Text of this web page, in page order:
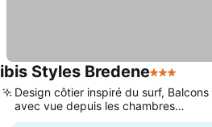
ibis Styles Bredene3 Étoiles
Design côtier inspiré du surf, Balcons
avec vue depuis les chambres
supérieures